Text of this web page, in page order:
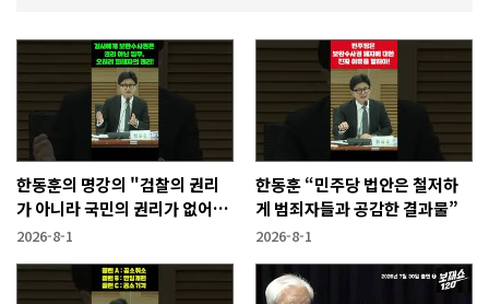
한동훈의 명강의 "검찰의 권리
가 아니라 국민의 권리가 없어지
는 것"
2026-8-1
한동훈 “민주당 법안은 철저하
게 범죄자들과 공감한 결과물”
2026-8-1